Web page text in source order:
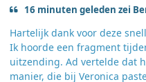
16 minuten geleden zei
Hartelijk dank voor deze
Ik hoorde een fragment
uitzending. Ad vertelde dat
manier, die bij Veronica